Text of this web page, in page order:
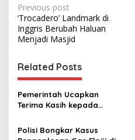
P
o
s
t
n
a
v
i
Previous post
‘Trocadero’ Landmark di
Inggris Berubah Haluan
Menjadi Masjid
Related Posts
Pemerintah Ucapkan
Terima Kasih kepada
Daerah Terdampak
Bencana
Polisi Bongkar Kasus